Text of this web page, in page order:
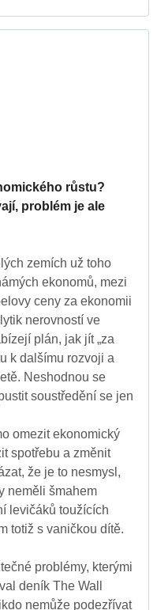
růstu?
problém je ale
zemích už toho
ekonomů, mezi
ceny za ekonomii
nerovností ve
plán, jak jít „za
k dalšímu rozvoji a
Neshodnou se
soustředění se jen
omezit ekonomický
spotřebu a změnit
že je to nesmysl,
neměli šmahem
levičáků toužících
totiž s vaničkou dítě.
problémy, kterými
deník The Wall
nemůže podezřívat